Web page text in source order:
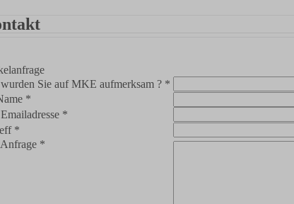
Sie auf MKE aufmerksam ? *
*
*
*
*